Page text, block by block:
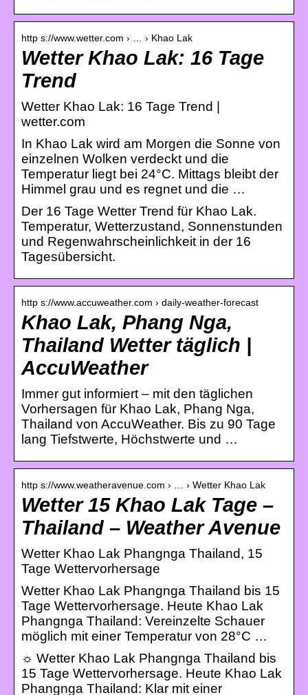
http s://www.wetter.com › … › Khao Lak
Wetter Khao Lak: 16 Tage
Trend
Wetter Khao Lak: 16 Tage Trend |
wetter.com
In Khao Lak wird am Morgen die Sonne von
einzelnen Wolken verdeckt und die
Temperatur liegt bei 24°C. Mittags bleibt der
Himmel grau und es regnet und die …
Der 16 Tage Wetter Trend für Khao Lak.
Temperatur, Wetterzustand, Sonnenstunden
und Regenwahrscheinlichkeit in der 16
Tagesübersicht.
http s://www.accuweather.com › daily-weather-forecast
Khao Lak, Phang Nga,
Thailand Wetter täglich |
AccuWeather
Immer gut informiert – mit den täglichen
Vorhersagen für Khao Lak, Phang Nga,
Thailand von AccuWeather. Bis zu 90 Tage
lang Tiefstwerte, Höchstwerte und …
http s://www.weatheravenue.com › … › Wetter Khao Lak
Wetter 15 Khao Lak Tage –
Thailand – Weather Avenue
Wetter Khao Lak Phangnga Thailand, 15
Tage Wettervorhersage
Wetter Khao Lak Phangnga Thailand bis 15
Tage Wettervorhersage. Heute Khao Lak
Phangnga Thailand: Vereinzelte Schauer
möglich mit einer Temperatur von 28°C …
☼ Wetter Khao Lak Phangnga Thailand bis
15 Tage Wettervorhersage. Heute Khao Lak
Phangnga Thailand: Klar mit einer